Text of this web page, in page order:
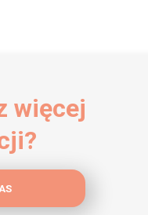
więcej